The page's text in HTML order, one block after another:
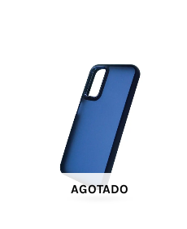
AGOTADO